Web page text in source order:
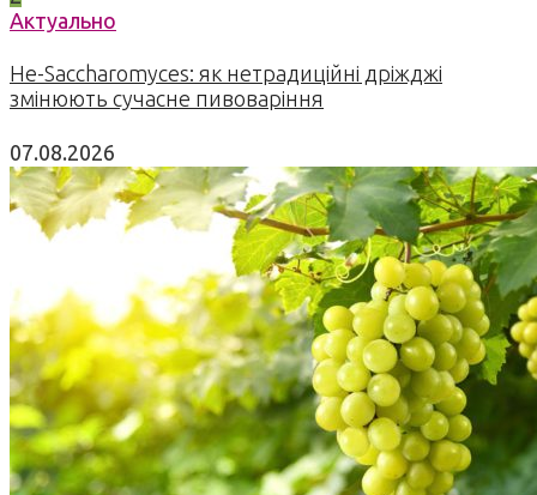
Актуально
Не-Saccharomyces: як нетрадиційні дріжджі
змінюють сучасне пивоваріння
07.08.2026